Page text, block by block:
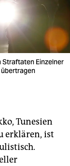
Straftaten Einzelner
Tunesien
erklären, ist